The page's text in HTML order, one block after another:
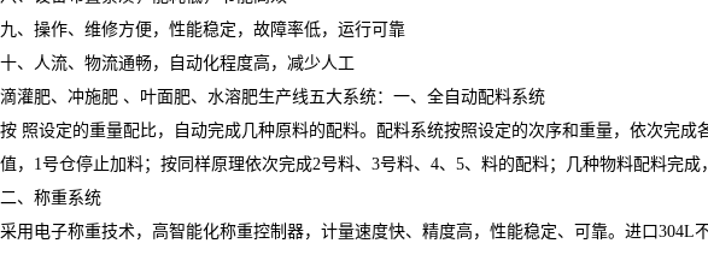
九、操作、维修方便，性能稳定，故障率低，运行可靠
十、人流、物流通畅，自动化程度高，减少人工
滴灌肥、冲施肥 、叶面肥、水溶肥生产线五大系统：一、全自动配料系统
按 照设定的重量配比，自动完成几种原料的配料。配料系统按照设定的次序和重量，依次完
值，1号仓停止加料；按同样原理依次完成2号料、3号料、4、5、料的配料；几种物料配料完
二、称重系统
采用电子称重技术，高智能化称重控制器，计量速度快、精度高，性能稳定、可靠。进口304L不